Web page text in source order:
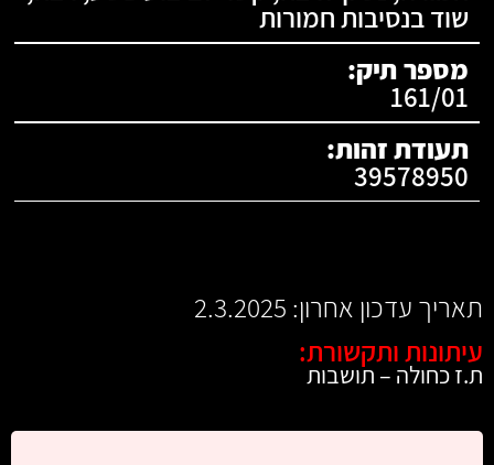
שוד בנסיבות חמורות
מספר תיק:
161/01
תעודת זהות:
39578950
תאריך עדכון אחרון: 2.3.2025
עיתונות ותקשורת:
ת.ז כחולה – תושבות